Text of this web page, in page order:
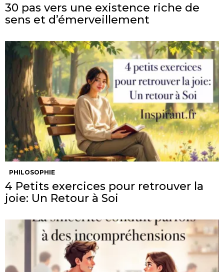
30 pas vers une existence riche de
sens et d’émerveillement
PHILOSOPHIE
4 Petits exercices pour retrouver la
joie: Un Retour à Soi